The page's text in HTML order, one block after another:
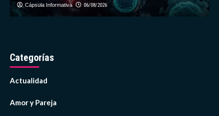
Cápsula Informativa 06/08/2026
Categorías
Actualidad
Amor y Pareja